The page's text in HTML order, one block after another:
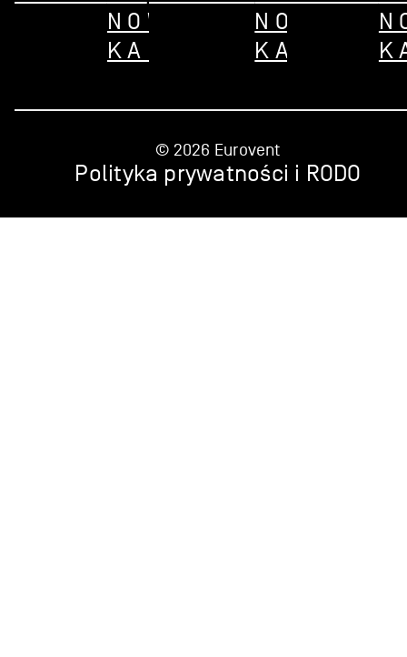
NOWEJ
KARCIE
NOWEJ
KARCIE
© 2026 Eurovent
Polityka prywatności i RODO